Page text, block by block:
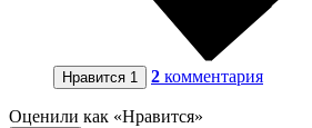
Нравится 1 2 комментария
Оценили как «Нравится»